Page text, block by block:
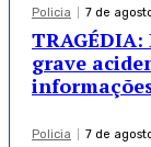
Policia 7 de
grave
Policia 7 de